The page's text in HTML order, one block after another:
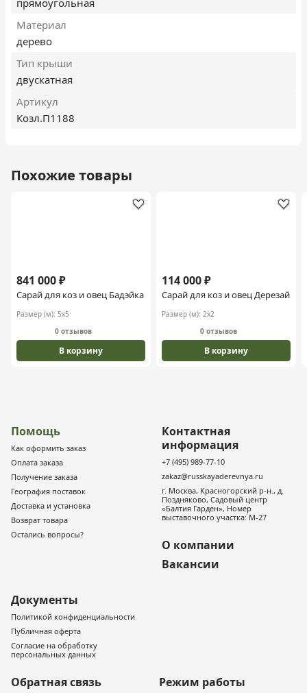
прямоугольная
Материал
дерево
Тип крыши
двускатная
Артикул
Козл.П1188
Похожие товары
841 000 ₽
Сарай для коз и овец Бадэйка
Размер (м): 5х5
0 отзывов
В корзину
114 000 ₽
Сарай для коз и овец Дерезай
Размер (м): 2х2
0 отзывов
В корзину
Помощь
Как оформить заказ
Оплата заказа
Получение заказа
География поставок
Доставка и установка
Возврат товара
Остались вопросы?
Контактная
информация
+7 (495) 989-77-10
zakaz@russkayaderevnya.ru
г. Москва, Красногорский р-н., д.
Поздняково, Садовый центр
«Балтия Гарден», Номер
выставочного участка: М-27
О компании
Вакансии
Документы
Политикой конфиденциальности
Публичная оферта
Согласие на обработку
персональных данных
Обратная связь Режим работы